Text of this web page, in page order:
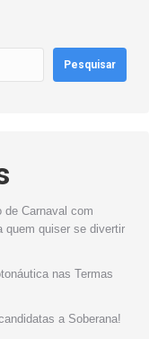
Pesquisar
de Carnaval com
quem quiser se divertir
nas Termas
a Soberana!